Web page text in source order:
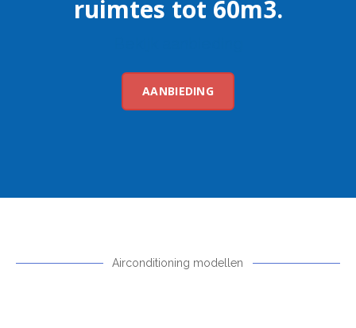
ruimtes tot 60m3.
AANBIEDING
Airconditioning modellen